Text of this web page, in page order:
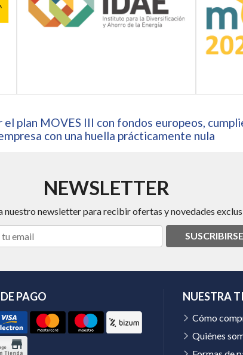
plan MOVES III con fondos europeos,
con una huella prácticamente nula
NEWSLETTER
nuestro newsletter para recibir ofertas y novedades
SUSCRIBIRSE
PAGO NUESTRA
Cómo
Quiénes